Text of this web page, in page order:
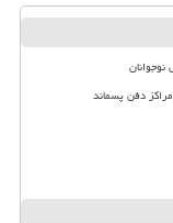
دفن پسماند